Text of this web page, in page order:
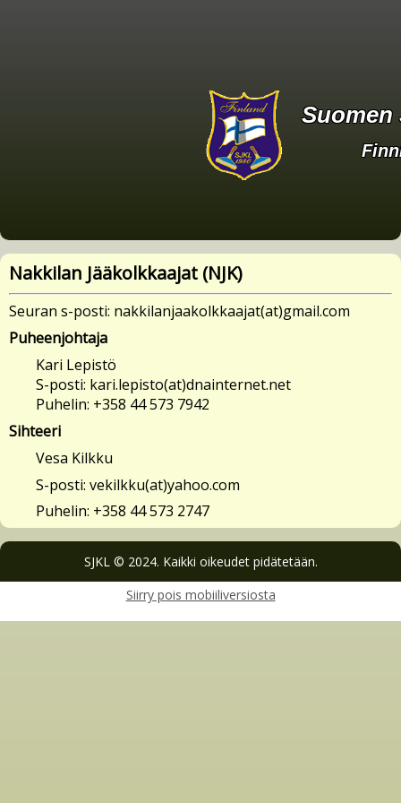
Nakkilan Jääkolkkaajat (NJK)
Seuran s-posti: nakkilanjaakolkkaajat(at)gmail.com
Puheenjohtaja
Kari Lepistö
S-posti: kari.lepisto(at)dnainternet.net
Puhelin: +358 44 573 7942
Sihteeri
Vesa Kilkku
S-posti: vekilkku(at)yahoo.com
Puhelin: +358 44 573 2747
SJKL © 2024. Kaikki oikeudet pidätetään.
Siirry pois mobiiliversiosta